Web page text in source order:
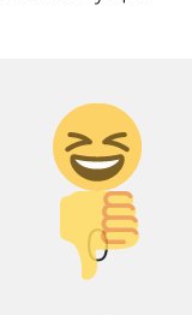
Дикий
смех!
0
Палец
вниз!